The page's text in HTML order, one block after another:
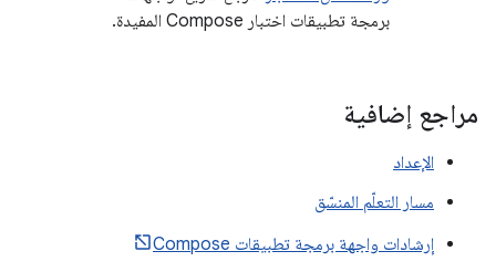
برمجة تطبيقات اختبار Compose المفيدة.
مراجع إضافية
الإعداد
مسار التعلّم المنسّق
إرشادات واجهة برمجة تطبيقات Compose